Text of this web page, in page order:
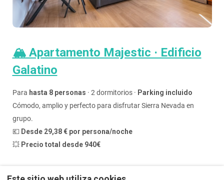
🏔️ Apartamento Majestic · Edificio
Galatino
Para hasta 8 personas · 2 dormitorios · Parking incluido
Cómodo, amplio y perfecto para disfrutar Sierra Nevada en
grupo.
💶 Desde 29,38 € por persona/noche
💥 Precio total desde 940€